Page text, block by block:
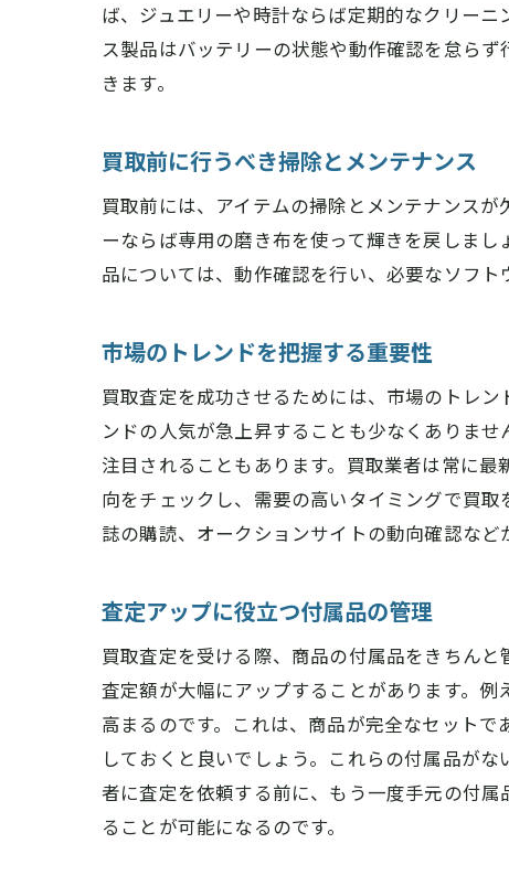
ば、ジュエリーや時計ならば定期的なクリー
ス製品はバッテリーの状態や動作確認を怠ら
きます。
買取前に行うべき掃除とメンテナンス
買取前には、アイテムの掃除とメンテナンス
ーならば専用の磨き布を使って輝きを戻しま
品については、動作確認を行い、必要なソフ
市場のトレンドを把握する重要性
買取査定を成功させるためには、市場のトレ
ンドの人気が急上昇することも少なくありま
注目されることもあります。買取業者は常に
向をチェックし、需要の高いタイミングで買
誌の購読、オークションサイトの動向確認など
査定アップに役立つ付属品の管理
買取査定を受ける際、商品の付属品をきちん
査定額が大幅にアップすることがあります。
高まるのです。これは、商品が完全なセット
しておくと良いでしょう。これらの付属品が
者に査定を依頼する前に、もう一度手元の付
ることが可能になるのです。